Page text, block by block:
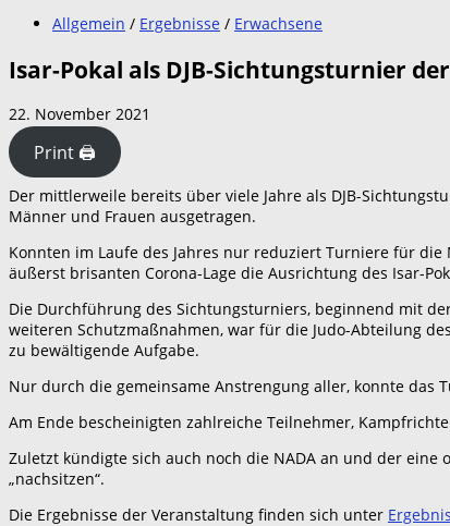
Allgemein / Ergebnisse / Erwachsene
Isar-Pokal als DJB-Sichtungsturnier
22. November 2021
Print 🖨
Der mittlerweile bereits über viele Jahre als DJB-
Männer und Frauen ausgetragen.
Konnten im Laufe des Jahres nur reduziert Turniere für
äußerst brisanten Corona-Lage die Ausrichtung des Isar-
Die Durchführung des Sichtungsturniers, beginnend mit
weiteren Schutzmaßnahmen, war für die Judo-Abteilung
zu bewältigende Aufgabe.
Nur durch die gemeinsame Anstrengung aller, konnte das
Am Ende bescheinigten zahlreiche Teilnehmer,
Zuletzt kündigte sich auch noch die NADA an und der
„nachsitzen“.
Die Ergebnisse der Veranstaltung finden sich unter